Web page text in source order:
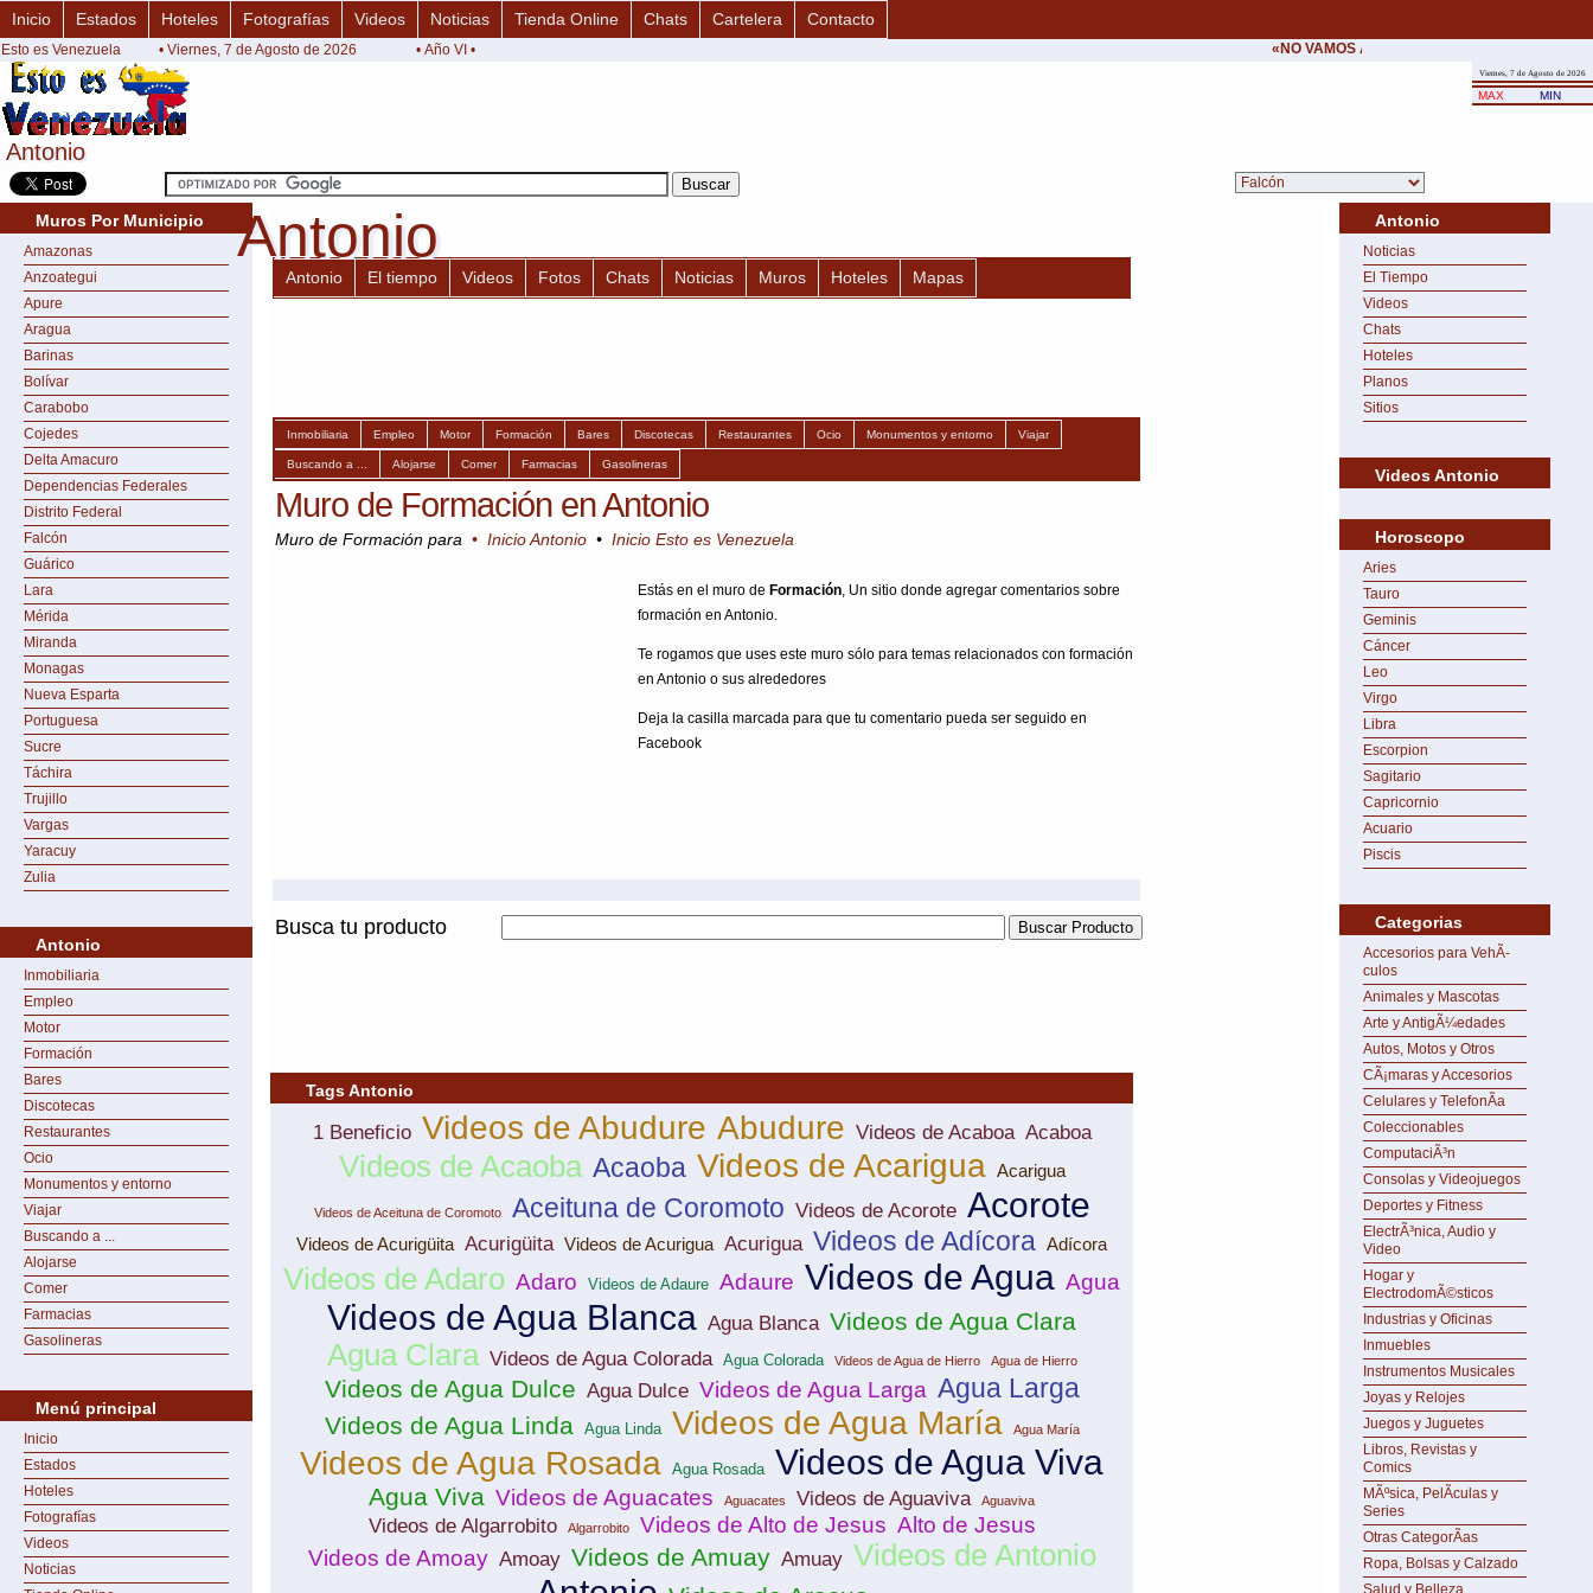
Antonio
Antonio
Inicio Estados Hoteles Fotografías Videos Noticias Tienda Online Chats Cartelera Contacto
Esto es Venezuela • Viernes, 7 de Agosto de 2026 • Año VI • «NO VAMOS A CEDER NUNCA AL CHANTAJE
Viernes, 7 de Agosto de 2026
MAX MIN
Muros Por Municipio
Amazonas
Anzoategui
Apure
Aragua
Barinas
Bolívar
Carabobo
Cojedes
Delta Amacuro
Dependencias Federales
Distrito Federal
Falcón
Guárico
Lara
Mérida
Miranda
Monagas
Nueva Esparta
Portuguesa
Sucre
Táchira
Trujillo
Vargas
Yaracuy
Zulia
Antonio
Inmobiliaria
Empleo
Motor
Formación
Bares
Discotecas
Restaurantes
Ocio
Monumentos y entorno
Viajar
Buscando a ...
Alojarse
Comer
Farmacias
Gasolineras
Menú principal
Inicio
Estados
Hoteles
Fotografías
Videos
Noticias
Antonio
Antonio
Antonio El tiempo Videos Fotos Chats Noticias Muros Hoteles Mapas
Inmobiliaria Empleo Motor Formación Bares Discotecas Restaurantes Ocio Monumentos y entorno Viajar
Buscando a ... Alojarse Comer Farmacias Gasolineras
Muro de Formación en Antonio
Muro de Formación para • Inicio Antonio • Inicio Esto es Venezuela
Estás en el muro de Formación, Un sitio donde agregar comentarios sobre
formación en Antonio.
Te rogamos que uses este muro sólo para temas relacionados con formación
en Antonio o sus alrededores
Deja la casilla marcada para que tu comentario pueda ser seguido en
Facebook
Busca tu producto
Tags Antonio
1 Beneficio Videos de Abudure Abudure Videos de Acaboa Acaboa
Videos de Acaoba Acaoba Videos de Acarigua Acarigua
Videos de Aceituna de Coromoto Aceituna de Coromoto Videos de Acorote Acorote
Videos de Acurigüita Acurigüita Videos de Acurigua Acurigua Videos de Adícora Adícora
Videos de Adaro Adaro Videos de Adaure Adaure Videos de Agua Agua
Videos de Agua Blanca Agua Blanca Videos de Agua Clara
Agua Clara Videos de Agua Colorada Agua Colorada Videos de Agua de Hierro Agua de Hierro
Videos de Agua Dulce Agua Dulce Videos de Agua Larga Agua Larga
Videos de Agua Linda Agua Linda Videos de Agua María Agua María
Videos de Agua Rosada Agua Rosada Videos de Agua Viva
Agua Viva Videos de Aguacates Aguacates Videos de Aguaviva Aguaviva
Videos de Algarrobito Algarrobito Videos de Alto de Jesus Alto de Jesus
Videos de Amoay Amoay Videos de Amuay Amuay Videos de Antonio
Antonio
Noticias
El Tiempo
Videos
Chats
Hoteles
Planos
Sitios
Videos Antonio
Horoscopo
Aries
Tauro
Geminis
Cáncer
Leo
Virgo
Libra
Escorpion
Sagitario
Capricornio
Acuario
Piscis
Categorias
Accesorios para VehÃ­
culos
Animales y Mascotas
Arte y AntigÃ¼edades
Autos, Motos y Otros
CÃ¡maras y Accesorios
Celulares y TelefonÃ­a
Coleccionables
ComputaciÃ³n
Consolas y Videojuegos
Deportes y Fitness
ElectrÃ³nica, Audio y
Video
Hogar y
ElectrodomÃ©sticos
Industrias y Oficinas
Inmuebles
Instrumentos Musicales
Joyas y Relojes
Juegos y Juguetes
Libros, Revistas y
Comics
MÃºsica, PelÃ­culas y
Series
Otras CategorÃ­as
Ropa, Bolsas y Calzado
Salud y Belleza